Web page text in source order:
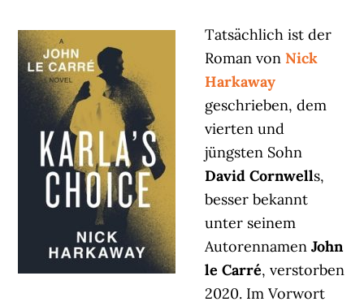
Tatsächlich ist der
Roman vonNick
Harkaway
geschrieben, dem
vierten und
jüngsten Sohn
David Cornwells,
besser bekannt
unter seinem
AutorennamenJohn
le Carré, verstorben
2020. Im Vorwort